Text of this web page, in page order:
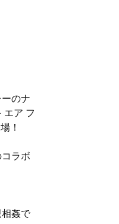
のナ
エア フ
！
コラボ
姦で